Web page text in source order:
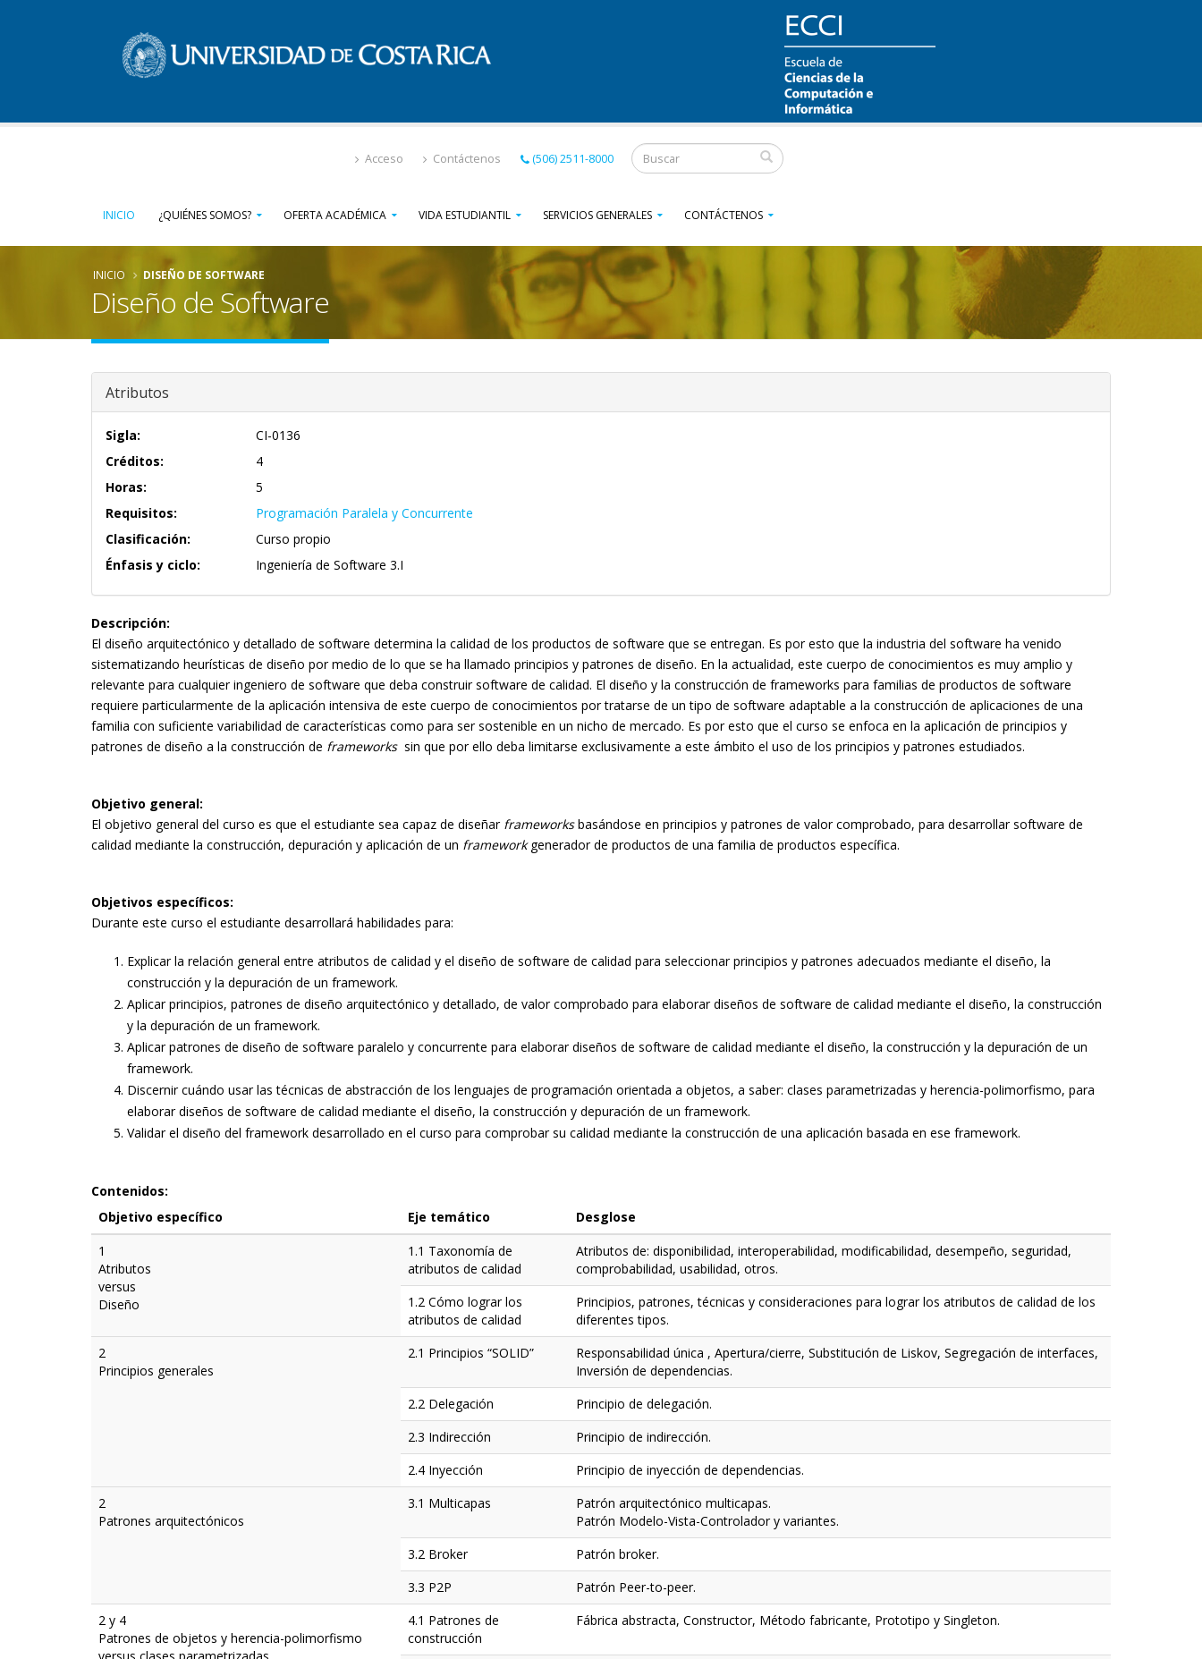
Formulario
de
búsqueda
Acceso Contáctenos (506) 2511-8000
INICIO ¿QUIÉNES SOMOS? OFERTA ACADÉMICA VIDA ESTUDIANTIL SERVICIOS GENERALES CONTÁCTENOS
INICIO DISEÑO DE SOFTWARE
Diseño de Software
Atributos
Sigla:
CI-0136
Créditos:
4
Horas:
5
Requisitos:
Programación Paralela y Concurrente
Clasificación:
Curso propio
Énfasis y ciclo:
Ingeniería de Software 3.I
Descripción:
El diseño arquitectónico y detallado de software determina la calidad de los productos de software que se entregan. Es por esto que la industria del software ha venido
sistematizando heurísticas de diseño por medio de lo que se ha llamado principios y patrones de diseño. En la actualidad, este cuerpo de conocimientos es muy amplio y
relevante para cualquier ingeniero de software que deba construir software de calidad. El diseño y la construcción de frameworks para familias de productos de software
requiere particularmente de la aplicación intensiva de este cuerpo de conocimientos por tratarse de un tipo de software adaptable a la construcción de aplicaciones de una
familia con suficiente variabilidad de características como para ser sostenible en un nicho de mercado. Es por esto que el curso se enfoca en la aplicación de principios y
patrones de diseño a la construcción de frameworks sin que por ello deba limitarse exclusivamente a este ámbito el uso de los principios y patrones estudiados.
Objetivo general:
El objetivo general del curso es que el estudiante sea capaz de diseñar frameworksbasándose en principios y patrones de valor comprobado, para desarrollar software de
calidad mediante la construcción, depuración y aplicación de un frameworkgenerador de productos de una familia de productos específica.
Objetivos específicos:
Durante este curso el estudiante desarrollará habilidades para:
Explicar la relación general entre atributos de calidad y el diseño de software de calidad para seleccionar principios y patrones adecuados mediante el diseño, la
construcción y la depuración de un framework.
Aplicar principios, patrones de diseño arquitectónico y detallado, de valor comprobado para elaborar diseños de software de calidad mediante el diseño, la construcción
y la depuración de un framework.
Aplicar patrones de diseño de software paralelo y concurrente para elaborar diseños de software de calidad mediante el diseño, la construcción y la depuración de un
framework.
Discernir cuándo usar las técnicas de abstracción de los lenguajes de programación orientada a objetos, a saber: clases parametrizadas y herencia-polimorfismo, para
elaborar diseños de software de calidad mediante el diseño, la construcción y depuración de un framework.
Validar el diseño del framework desarrollado en el curso para comprobar su calidad mediante la construcción de una aplicación basada en ese framework.
Contenidos:
Objetivo específico
Eje temático
Desglose
1
Atributos
versus
Diseño
1.1 Taxonomía de
atributos de calidad
Atributos de: disponibilidad, interoperabilidad, modificabilidad, desempeño, seguridad,
comprobabilidad, usabilidad, otros.
1.2 Cómo lograr los
atributos de calidad
Principios, patrones, técnicas y consideraciones para lograr los atributos de calidad de los
diferentes tipos.
2
Principios generales
2.1 Principios “SOLID”
Responsabilidad única , Apertura/cierre, Substitución de Liskov, Segregación de interfaces,
Inversión de dependencias.
2.2 Delegación
Principio de delegación.
2.3 Indirección
Principio de indirección.
2.4 Inyección
Principio de inyección de dependencias.
2
Patrones arquitectónicos
3.1 Multicapas
Patrón arquitectónico multicapas.
Patrón Modelo-Vista-Controlador y variantes.
3.2 Broker
Patrón broker.
3.3 P2P
Patrón Peer-to-peer.
2 y 4
Patrones de objetos y herencia-polimorfismo
4.1 Patrones de
construcción
Fábrica abstracta, Constructor, Método fabricante, Prototipo y Singleton.